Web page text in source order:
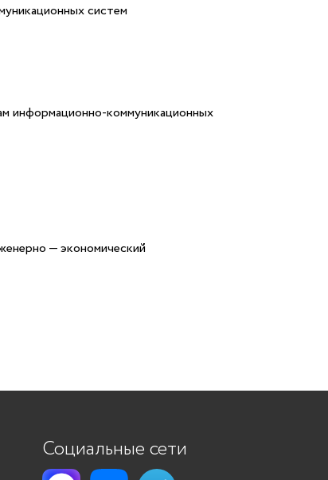
систем
информационно-коммуникационных
— экономический
Социальные сети